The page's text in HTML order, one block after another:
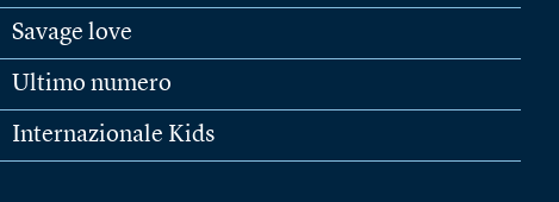
Savage love
Ultimo numero
Internazionale Kids